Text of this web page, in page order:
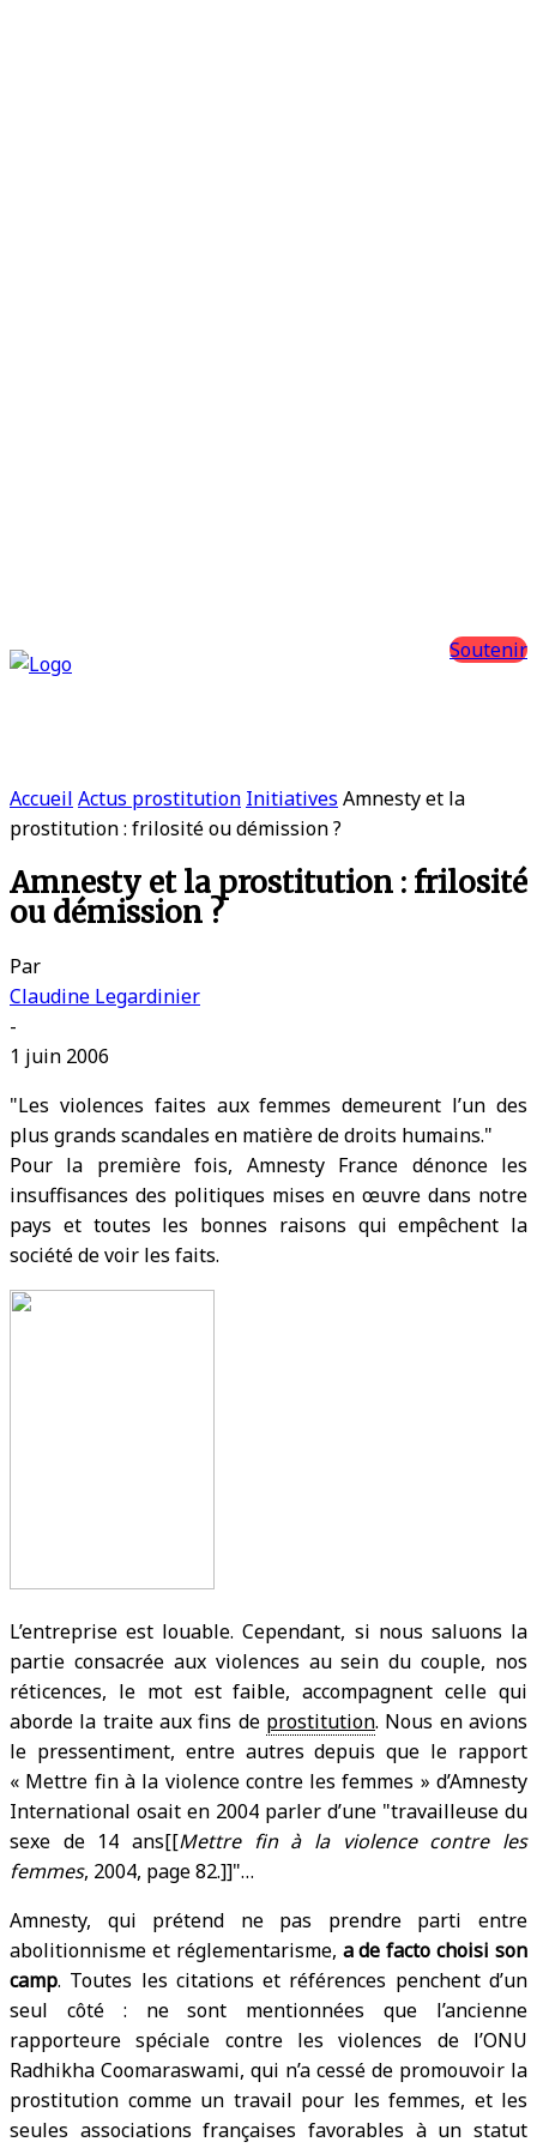
Soutenir
Accueil Actus prostitution Initiatives Amnesty et la
prostitution : frilosité ou démission ?
Amnesty et la prostitution : frilosité
ou démission ?
Par
Claudine Legardinier
-
1 juin 2006
Les violences faites aux femmes demeurent l’un des
plus grands scandales en matière de droits humains.
Pour la première fois, Amnesty France dénonce les
insuffisances des politiques mises en œuvre dans notre
pays et toutes les bonnes raisons qui empêchent la
société de voir les faits.
L’entreprise est louable. Cependant, si nous saluons la
partie consacrée aux violences au sein du couple, nos
réticences, le mot est faible, accompagnent celle qui
aborde la traite aux fins de prostitution. Nous en avions
le pressentiment, entre autres depuis que le rapport
« Mettre fin à la violence contre les femmes » d’Amnesty
International osait en 2004 parler d’une travailleuse du
sexe de 14 ans[[Mettre fin à la violence contre les
femmes, 2004, page 82.]] …
Amnesty, qui prétend ne pas prendre parti entre
abolitionnisme et réglementarisme, a de facto choisi son
camp. Toutes les citations et références penchent d’un
seul côté : ne sont mentionnées que l’ancienne
rapporteure spéciale contre les violences de l’ONU
Radhikha Coomaraswami, qui n’a cessé de promouvoir la
prostitution comme un travail pour les femmes, et les
seules associations françaises favorables à un statut